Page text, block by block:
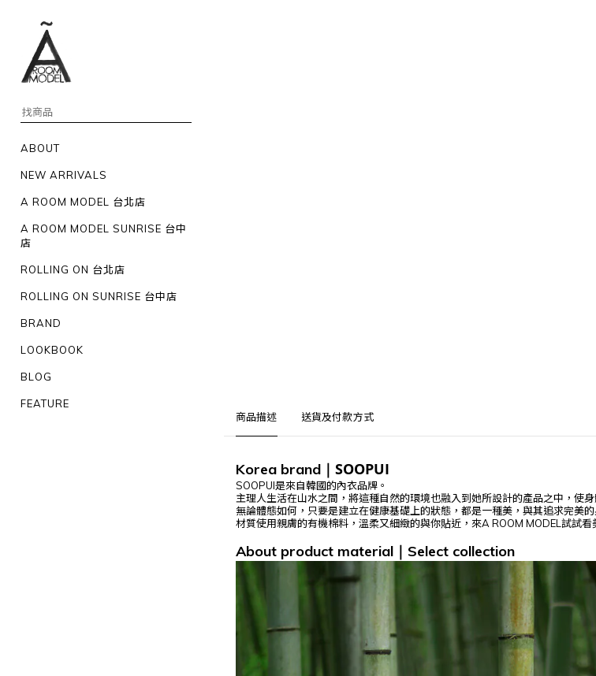
ABOUT
NEW ARRIVALS
A ROOM MODEL 台北店
A ROOM MODEL SUNRISE 台中
店
ROLLING ON 台北店
ROLLING ON SUNRISE 台中店
BRAND
LOOKBOOK
BLOG
FEATURE
商品描述 送貨及付款方式
Korea brand SOOPUI
SOOPUI是來自韓國的內衣品牌。
主理人生活在山水之間，將這種自然的環境也融入到她所設計的產品之中，使
無論體態如何，只要是建立在健康基礎上的狀態，都是一種美，與其追求完美
材質使用親膚的有機棉料，溫柔又細緻的與你貼近，來A ROOM MODEL試試看
About product material Select collection